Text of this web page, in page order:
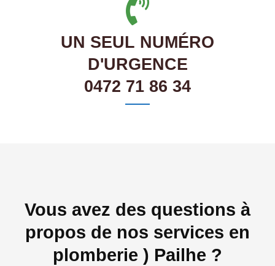
UN SEUL NUMÉRO
D'URGENCE
0472 71 86 34
Vous avez des questions à
propos de nos services en
plomberie ) Pailhe ?